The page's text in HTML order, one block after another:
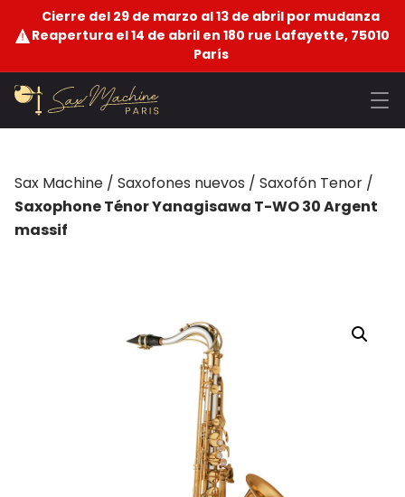
Cierre del 29 de marzo al 13 de abril por mudanza
Reapertura el 14 de abril en 180 rue Lafayette, 75010
París
Sax Machine / Saxofones nuevos / Saxofón Tenor /
Saxophone Ténor Yanagisawa T-WO 30 Argent
massif